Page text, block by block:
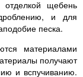
отделкой щебень
и для
песка.
материалами
получают
и вспучиванию.